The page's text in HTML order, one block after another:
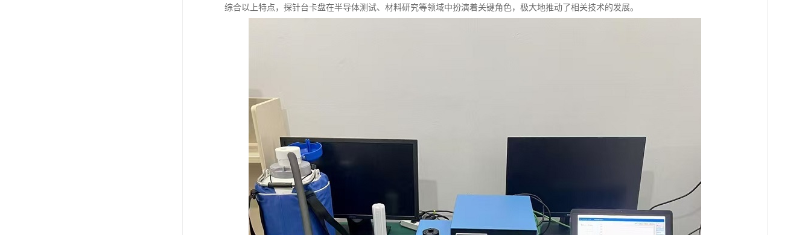
综合以上特点，探针台卡盘在半导体测试、材料研究等领域中扮演着关键角色，极大地推动了相关技术的发展。